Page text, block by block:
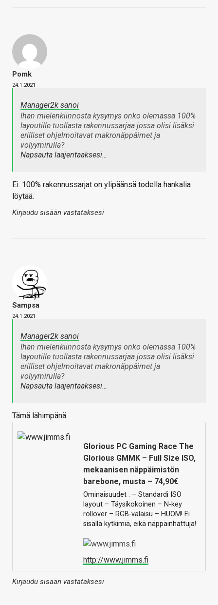
Pomk
24.1.2021
Manager2k sanoi
Ihan mielenkiinnosta kysymys onko olemassa 100%
layoutille tuollasta rakennussarjaa jossa olisi lisäksi
erilliset ohjelmoitavat makronäppäimet ja
volyymirulla?
Napsauta laajentaaksesi…
Ei. 100% rakennussarjat on ylipäänsä todella hankalia
löytää.
Kirjaudu sisään vastataksesi
Sampsa
24.1.2021
Manager2k sanoi
Ihan mielenkiinnosta kysymys onko olemassa 100%
layoutille tuollasta rakennussarjaa jossa olisi lisäksi
erilliset ohjelmoitavat makronäppäimet ja
volyymirulla?
Napsauta laajentaaksesi…
Tämä lähimpänä
Glorious PC Gaming Race The
Glorious GMMK – Full Size ISO,
mekaanisen näppäimistön
barebone, musta – 74,90€
Ominaisuudet : – Standardi ISO
layout – Täysikokoinen – N-key
rollover – RGB-valaisu – HUOM! Ei
sisällä kytkimiä, eikä näppäinhattuja!
http://www.jimms.fi
Kirjaudu sisään vastataksesi